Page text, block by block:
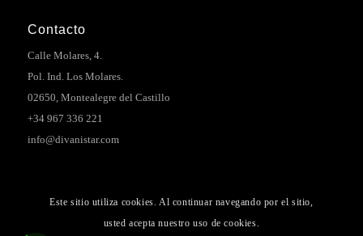
Contacto
Calle Molares, 4.
Pol. Ind. Los Molares.
02650, Montealegre del Castillo
+34 967 336 221
info@divanistar.com
Este sitio utiliza cookies. Al continuar navegando por el sitio,
usted acepta nuestro uso de cookies.